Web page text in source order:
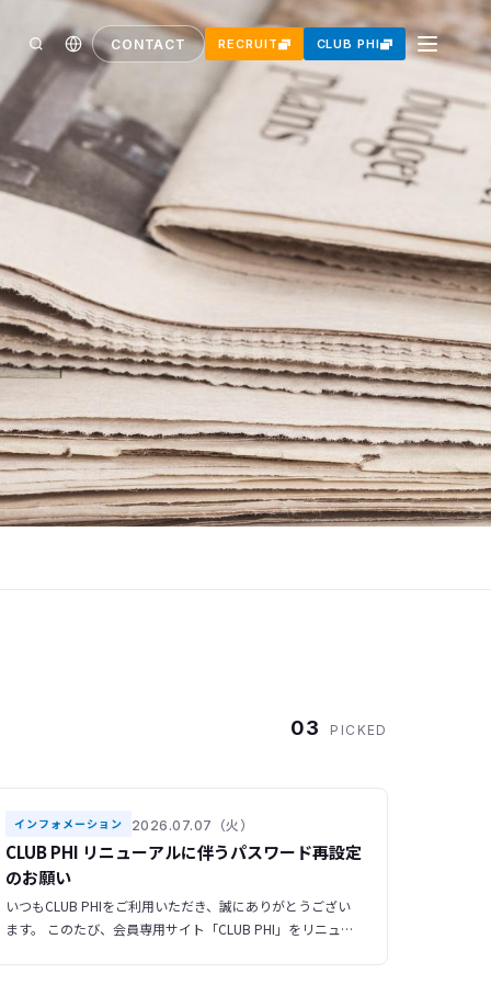
CONTACT RECRUIT CLUB PHI
03 PICKED
インフォメーション 2026.07.07（火）
CLUB PHI リニューアルに伴うパスワード再設定
のお願い
いつもCLUB PHIをご利用いただき、誠にありがとうござい
ます。 このたび、会員専用サイト「CLUB PHI」をリニュー